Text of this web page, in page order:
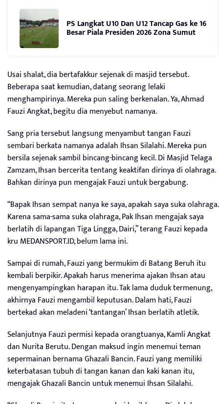
PS Langkat U10 Dan U12 Tancap Gas ke 16
Besar Piala Presiden 2026 Zona Sumut
Usai shalat, dia bertafakkur sejenak di masjid tersebut.
Beberapa saat kemudian, datang seorang lelaki
menghampirinya. Mereka pun saling berkenalan. Ya, Ahmad
Fauzi Angkat, begitu dia menyebut namanya.
Sang pria tersebut langsung menyambut tangan Fauzi
sembari berkata namanya adalah Ihsan Silalahi. Mereka pun
bersila sejenak sambil bincang-bincang kecil. Di Masjid Telaga
Zamzam, Ihsan bercerita tentang keaktifan dirinya di olahraga.
Bahkan dirinya pun mengajak Fauzi untuk bergabung.
“Bapak Ihsan sempat nanya ke saya, apakah saya suka olahraga.
Karena sama-sama suka olahraga, Pak Ihsan mengajak saya
berlatih di lapangan Tiga Lingga, Dairi,” terang Fauzi kepada
kru MEDANSPORT.ID, belum lama ini.
Sampai di rumah, Fauzi yang bermukim di Batang Beruh itu
kembali berpikir. Apakah harus menerima ajakan Ihsan atau
mengenyampingkan harapan itu. Tak lama duduk termenung,
akhirnya Fauzi mengambil keputusan. Dalam hati, Fauzi
bertekad akan meladeni ‘tantangan’ Ihsan berlatih atletik.
Selanjutnya Fauzi permisi kepada orangtuanya, Kamli Angkat
dan Nurita Berutu. Dengan maksud ingin menemui teman
sepermainan bernama Ghazali Bancin. Fauzi yang memiliki
keterbatasan tubuh di tangan kanan dan kaki kanan itu,
mengajak Ghazali Bancin untuk menemui Ihsan Silalahi.